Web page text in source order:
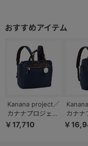
Kanana project／
カナナプロジェク
ト PJ3-E ヨコ型
￥17,710
カナナ
ト PJ3-
￥